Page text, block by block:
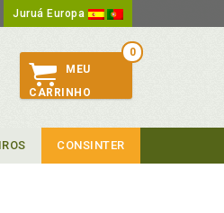
Juruá Europa
0
MEU
CARRINHO
CONSINTER